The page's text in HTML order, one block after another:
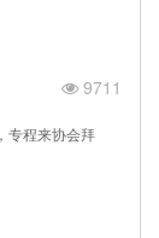
9711
专程来协会拜